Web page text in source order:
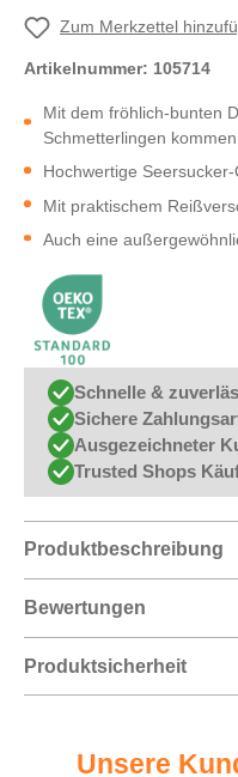
Zum Merkzettel
Artikelnummer: 105714
Mit dem fröhlich-bunten
Schmetterlingen
Hochwertige
Mit praktischem
Auch eine
Schnelle &
Sichere
Ausgezeichneter
Trusted Shops
Produktbeschreibung
Bewertungen
Produktsicherheit
Unsere